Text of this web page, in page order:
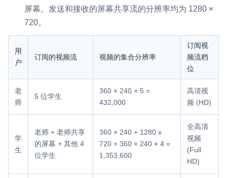
屏幕。发送和接收的屏幕共享流的分辨率均为 1280 ×
720。
用
户
订阅的视频流 视频的集合分辨率
订阅视
频流档
位
老
师
5 位学生
360 × 240 × 5 =
432,000
高清视
频 (HD)
学
生
老师 + 老师共享
的屏幕 + 其他 4
位学生
360 × 240 + 1280 x
720 + 360 × 240 × 4 =
1,353,600
全高清
视频
(Full
HD)